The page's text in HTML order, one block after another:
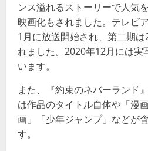
ンス溢れるストーリーで人気
映画化もされました。テレビ
1月に放送開始され、第二期
れました。2020年12月には実
います​​。
また、『約束のネバーランド
は作品のタイトル自体や「漫
画」「少年ジャンプ」などが
す。